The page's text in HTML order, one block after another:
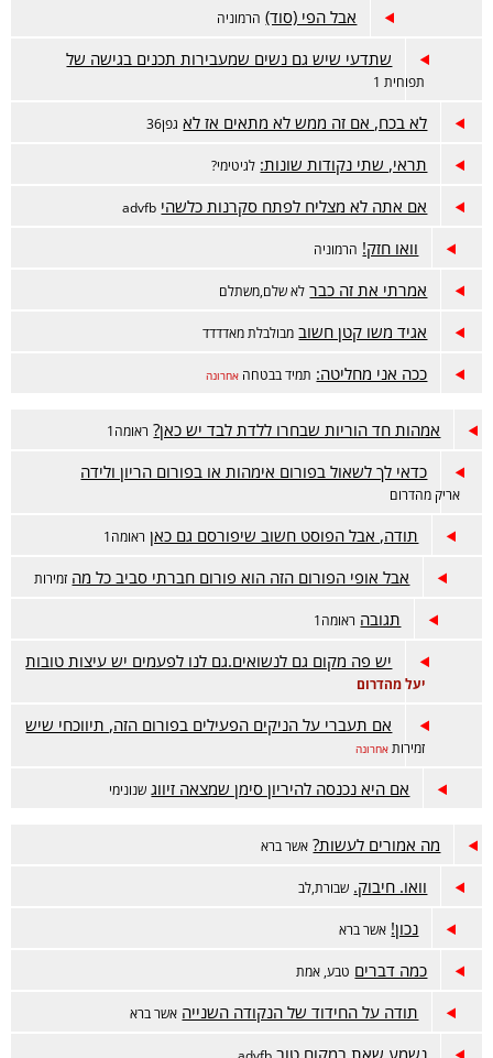
אבל הפי (סוד) הרמוניה
שתדעי שיש גם נשים שמעבירות תכנים בגישה של
תפוחית 1
לא בכח, אם זה ממש לא מתאים אז לא גפן36
תראי, שתי נקודות שונות: לגיטימי?
אם אתה לא מצליח לפתח סקרנות כלשהי advfb
וואו חזק! הרמוניה
אמרתי את זה כבר לא שלם,משתלם
אגיד משו קטן חשוב מבולבלת מאדדדד
ככה אני מחליטה: תמיד בבטחה אחרונה
אמהות חד הוריות שבחרו ללדת לבד יש כאן? ראומה1
כדאי לך לשאול בפורום אימהות או בפורום הריון ולידה
אריק מהדרום
תודה, אבל הפוסט חשוב שיפורסם גם כאן ראומה1
אבל אופי הפורום הזה הוא פורום חברתי סביב כל מה זמירות
תגובה ראומה1
יש פה מקום גם לנשואים.גם לנו לפעמים יש עיצות טובות
יעל מהדרום
אם תעברי על הניקים הפעילים בפורום הזה, תיווכחי שיש
זמירות אחרונה
אם היא נכנסה להיריון סימן שמצאה זיווג שנונימי
מה אמורים לעשות? אשר ברא
וואו. חיבוק. שבורת,לב
נכון! אשר ברא
כמה דברים טבע, אמת
תודה על החידוד של הנקודה השנייה אשר ברא